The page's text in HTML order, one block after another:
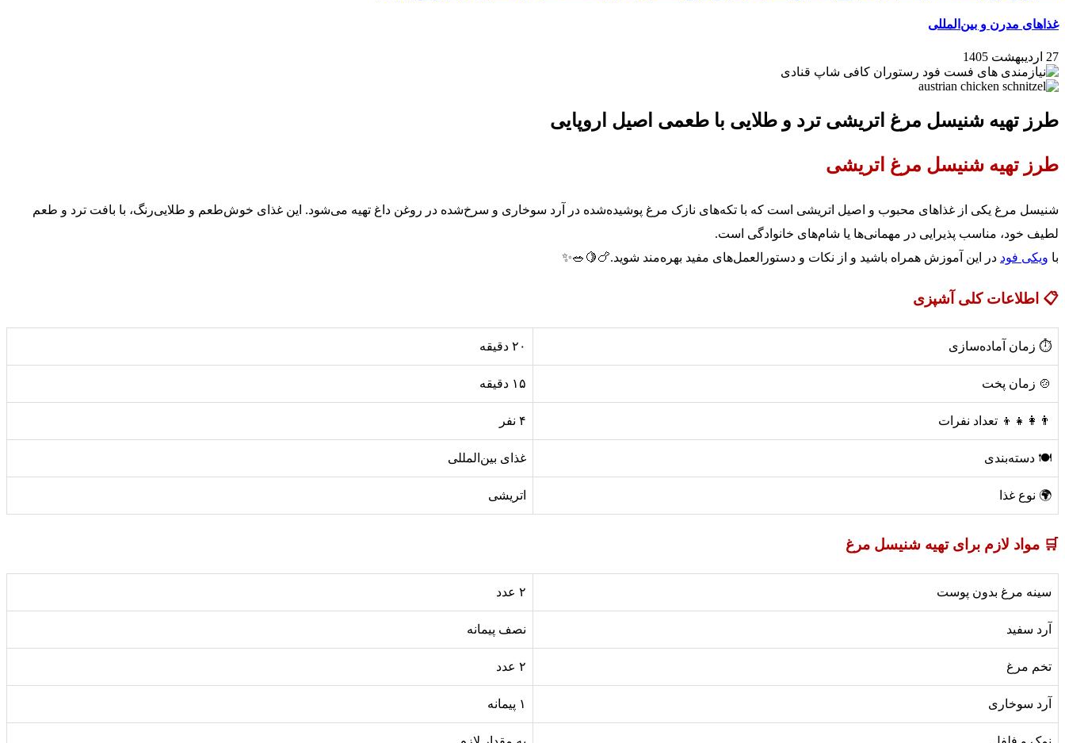
غذاهای مدرن و بین‌المللی
27 اردیبهشت 1405
طرز تهیه شنیسل مرغ اتریشی ترد و طلایی با طعمی اصیل اروپایی
طرز تهیه شنیسل مرغ اتریشی
شنیسل مرغ یکی از غذاهای محبوب و اصیل اتریشی است که با تکه‌های نازک مرغ پوشیده‌شده در آرد سوخاری و سرخ‌شده در روغن داغ تهیه می‌شود. این غذای خوش‌طعم و طلایی‌رنگ، با بافت ترد و طعم
لطیف خود، مناسب پذیرایی در مهمانی‌ها یا شام‌های خانوادگی است.
با ویکی فود در این آموزش همراه باشید و از نکات و دستورالعمل‌های مفید بهره‌مند شوید.🍗🍋🥗✨
📋 اطلاعات کلی آشپزی
⏱️ زمان آماده‌سازی ۲۰ دقیقه
🍲 زمان پخت ۱۵ دقیقه
👨‍👩‍👧‍👦 تعداد نفرات ۴ نفر
🍽️ دسته‌بندی غذای بین‌المللی
🌍 نوع غذا اتریشی
🛒 مواد لازم برای تهیه شنیسل مرغ
سینه مرغ بدون پوست ۲ عدد
آرد سفید نصف پیمانه
تخم مرغ ۲ عدد
آرد سوخاری ۱ پیمانه